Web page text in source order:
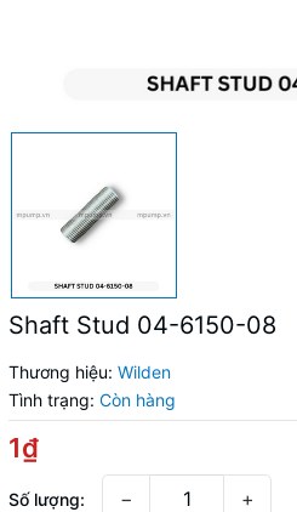
Shaft Stud 04-6150-08
Thương hiệu: Wilden
Tình trạng: Còn hàng
1₫
Số lượng: − +